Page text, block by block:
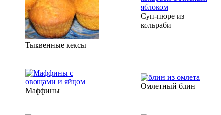
Тыквенные кексы
Суп-пюре из
кольраби
Маффины
Омлетный блин